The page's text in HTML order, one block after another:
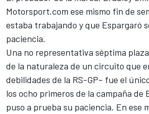
Motorsport.com ese mismo fin de
estaba trabajando y que Espargaró
paciencia.
Una no representativa séptima
de la naturaleza de un circuito que
debilidades de la RS-GP– fue el
los ocho primeros de la campaña de
puso a prueba su paciencia. En ese